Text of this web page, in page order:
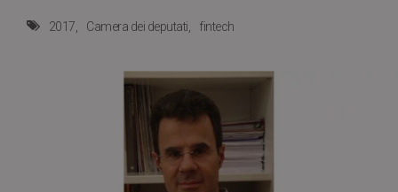
2017 Camera dei deputati fintech